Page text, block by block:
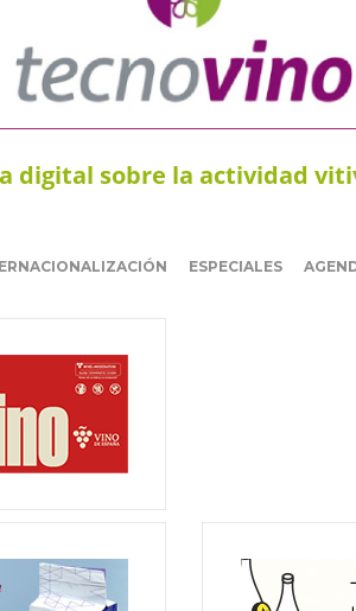
digital sobre la actividad
ESPECIALES